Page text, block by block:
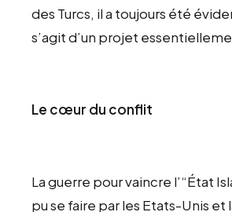
des Turcs, il a toujours été
s’agit d’un projet
Le cœur du conflit
La guerre pour vaincre l’“État
pu se faire par les Etats-Unis et